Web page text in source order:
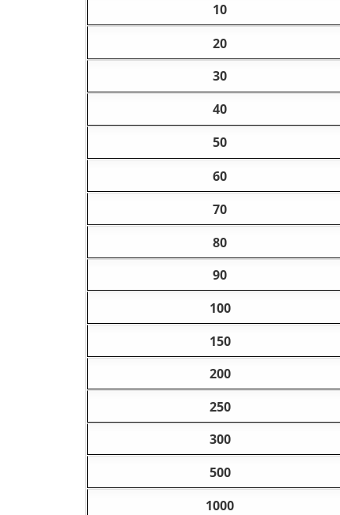
10
20
30
40
50
60
70
80
90
100
150
200
250
300
500
1000